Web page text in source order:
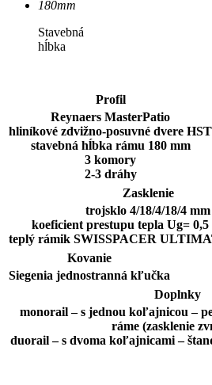
180mm
Stavebná
hĺbka
Profil
Reynaers MasterPatio
hliníkové zdvižno-posuvné dvere HST
stavebná hĺbka rámu 180 mm
3 komory
2-3 dráhy
Zasklenie
trojsklo 4/18/4/18/4 mm
koeficient prestupu tepla Ug=
teplý rámik SWISSPACER
Kovanie
Siegenia jednostranná kľučka
Doplnky
monorail – s jednou koľajnicou –
ráme (zasklenie
duorail – s dvoma koľajnicami –